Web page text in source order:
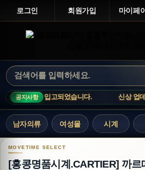
로그인 회원가입 마이페
공지사항
12개가 입고되었습니다. 신상 업데
남자의류 여성몰 시계
[홍콩명품시계.CARTIER] 까르
[홍콩명품시계.CARTIER] 까르